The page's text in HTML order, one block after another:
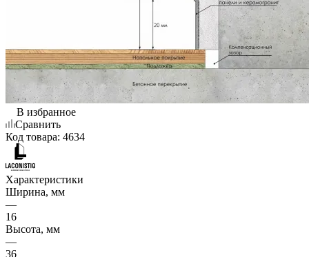
В избранное
Сравнить
Код товара: 4634
Характеристики
Ширина, мм
—
16
Высота, мм
—
36